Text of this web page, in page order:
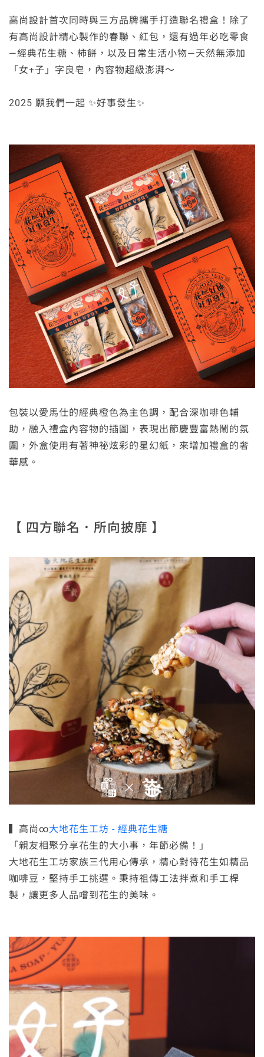
高尚設計首次同時與三方品牌攜手打造聯名禮盒！除了
有高尚設計精心製作的春聯、紅包，還有過年必吃零食
—經典花生糖、柿餅，以及日常生活小物—天然無添加
「女+子」字良皂，內容物超級澎湃～
2025 願我們一起 ✨好事發生✨
包裝以愛馬仕的經典橙色為主色調，配合深咖啡色輔
助，融入禮盒內容物的插圖，表現出節慶豐富熱鬧的氛
圍，外盒使用有著神祕炫彩的星幻紙，來增加禮盒的奢
華感。
【 四方聯名．所向披靡 】
▍高尚∞大地花生工坊 - 經典花生糖
「親友相聚分享花生的大小事，年節必備！」
大地花生工坊家族三代用心傳承，精心對待花生如精品
咖啡豆，堅持手工挑選。秉持祖傳工法拌煮和手工桿
製，讓更多人品嚐到花生的美味。